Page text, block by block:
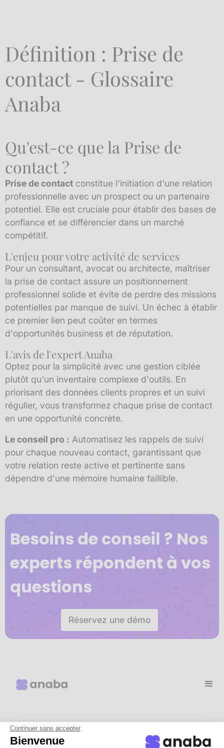
Continuer sans accepter
Bienvenue
Définition : Prise de
contact - Glossaire
Anaba
Qu'est-ce que la Prise de
contact ?
Prise de contact constitue l'initiation d'une relation
professionnelle avec un prospect ou un partenaire
potentiel. Elle est cruciale pour établir des bases de
confiance et se différencier dans un marché
compétitif.
L'enjeu pour votre activité de services
Pour un consultant, avocat ou architecte, maîtriser
la prise de contact assure un positionnement
professionnel solide et évite de perdre des missions
potentielles par manque de suivi. Un échec à établir
ce premier lien peut coûter en termes
d'opportunités business et de réputation.
L'avis de l'expert Anaba
Optez pour la simplicité avec une gestion ciblée
plutôt qu'un inventaire complexe d'outils. En
priorisant des données clients propres et un suivi
régulier, vous transformez chaque prise de contact
en une opportunité concrète.
Le conseil pro : Automatisez les rappels de suivi
pour chaque nouveau contact, garantissant que
votre relation reste active et pertinente sans
dépendre d'une mémoire humaine faillible.
Besoins de conseil ? Nos
experts répondent à vos
questions
Réservez une démo
Pourquoi choisir anaba ?